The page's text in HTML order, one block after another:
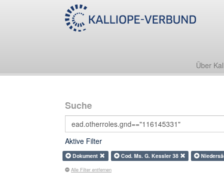
Über
Suche
Aktive Filter
Dokument Cod. Ms. G. Kessler 38
Alle Filter entfernen